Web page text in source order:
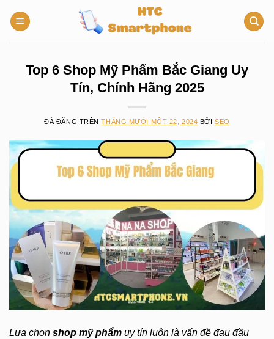
đến
Top 6 Shop Mỹ Phẩm Bắc Giang Uy
Tín, Chính Hãng 2025
ĐÃ ĐĂNG TRÊNTHÁNG MƯỜI MỘT 22, 2024 BỞISEO
Lựa chọn shop mỹ phẩm uy tín luôn là vấn đề đau đầu